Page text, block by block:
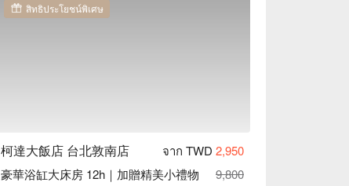
สิทธิประโยชน์พิเศษ
柯達大飯店 台北敦南店 จาก TWD 2,950
豪華浴缸大床房 12h｜加贈精美小禮物
9,800